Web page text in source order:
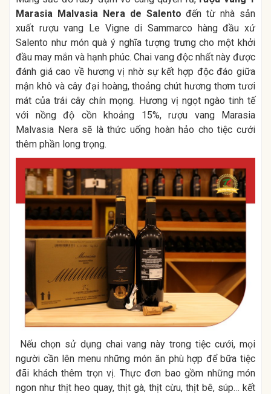
Marasia Malvasia Nera de Salento đến từ nhà sản
xuất rượu vang Le Vigne di Sammarco hàng đầu xứ
Salento như món quà ý nghĩa tượng trưng cho một khởi
đầu may mắn và hạnh phúc. Chai vang độc nhất này được
đánh giá cao về hương vị nhờ sự kết hợp độc đáo giữa
mận khô và cây đại hoàng, thoảng chút hương thơm tươi
mát của trái cây chín mọng. Hương vị ngọt ngào tinh tế
với nồng độ cồn khoảng 15%, rượu vang Marasia
Malvasia Nera sẽ là thức uống hoàn hảo cho tiệc cưới
thêm phần long trọng.
Nếu chọn sử dụng chai vang này trong tiệc cưới, mọi
người cần lên menu những món ăn phù hợp để bữa tiệc
đãi khách thêm trọn vị. Thực đơn bao gồm những món
ngon như thịt heo quay, thịt gà, thịt cừu, thịt bê, súp… kết